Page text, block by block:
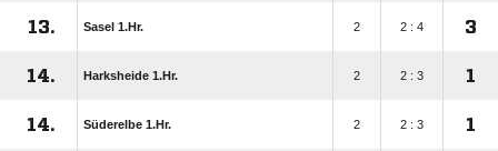
13. Sasel 1.Hr. 2 2 : 4 3
14. Harksheide 1.Hr. 2 2 : 3 1
14. Süderelbe 1.Hr. 2 2 : 3 1